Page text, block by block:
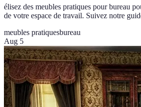
élisez des meubles pratiques pour bureau
de votre espace de travail. Suivez notre
meubles pratiquesbureau
Aug 5